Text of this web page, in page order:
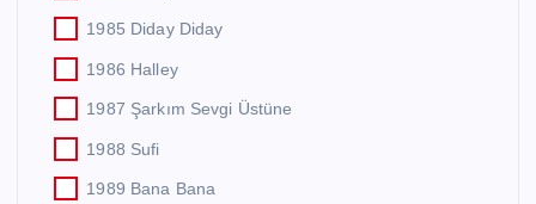
1985 Diday Diday
1986 Halley
1987 Şarkım Sevgi Üstüne
1988 Sufi
1989 Bana Bana